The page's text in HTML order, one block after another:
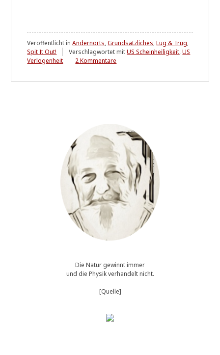
Veröffentlicht inAndernorts,Grundsätzliches,Lug & Trug,
Spit It Out!
Verschlagwortet mitUS Scheinheiligkeit,US
Verlogenheit
2 Kommentare
Die Natur gewinnt immer
und die Physik verhandelt nicht.
[Quelle]